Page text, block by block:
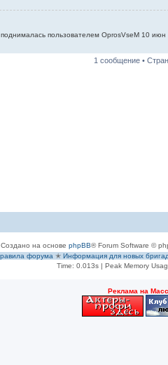
пользователем OprosVseM 10
1 сообщение •
Создано на основе phpBB® Forum Software ©
форума ✭ Информация для новых
Time: 0.013s| Peak Memory
Рeклама на